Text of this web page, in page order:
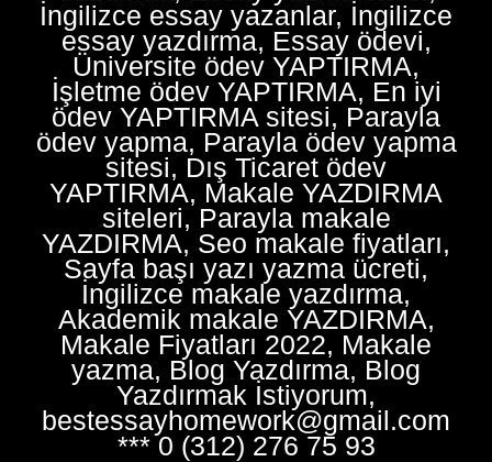
İngilizce essay yazanlar, İngilizce
essay yazdırma, Essay ödevi,
Üniversite ödev YAPTIRMA,
İşletme ödev YAPTIRMA, En iyi
ödev YAPTIRMA sitesi, Parayla
ödev yapma, Parayla ödev yapma
sitesi, Dış Ticaret ödev
YAPTIRMA, Makale YAZDIRMA
siteleri, Parayla makale
YAZDIRMA, Seo makale fiyatları,
Sayfa başı yazı yazma ücreti,
İngilizce makale yazdırma,
Akademik makale YAZDIRMA,
Makale Fiyatları 2022, Makale
yazma, Blog Yazdırma, Blog
Yazdırmak İstiyorum,
bestessayhomework@gmail.com
*** 0 (312) 276 75 93